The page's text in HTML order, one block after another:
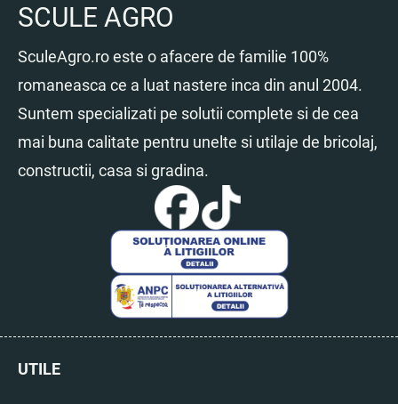
SCULE AGRO
SculeAgro.ro este o afacere de familie 100%
romaneasca ce a luat nastere inca din anul 2004.
Suntem specializati pe solutii complete si de cea
mai buna calitate pentru unelte si utilaje de bricolaj,
constructii, casa si gradina.
UTILE